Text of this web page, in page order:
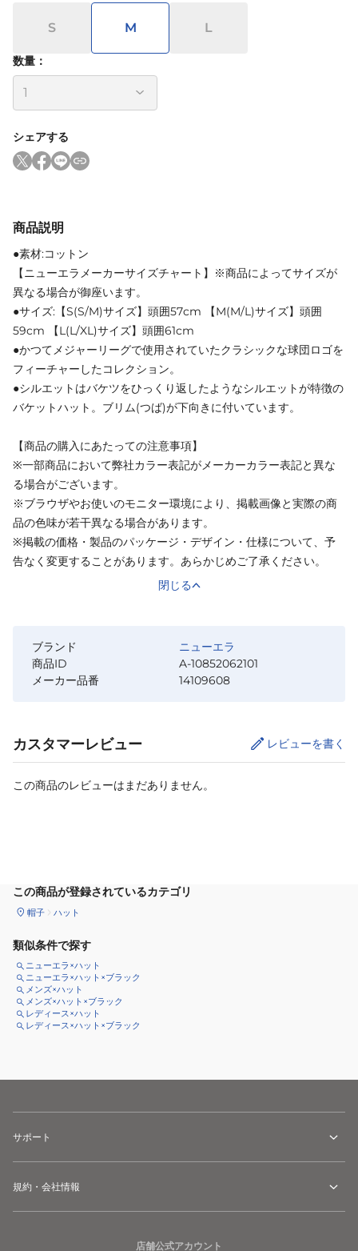
S M L
数量：
シェアする
商品説明
●素材:コットン
【ニューエラメーカーサイズチャート】※商品によってサイズが
異なる場合が御座います。
●サイズ:【S(S/M)サイズ】頭囲57cm 【M(M/L)サイズ】頭囲
59cm 【L(L/XL)サイズ】頭囲61cm
●かつてメジャーリーグで使用されていたクラシックな球団ロゴを
フィーチャーしたコレクション。
●シルエットはバケツをひっくり返したようなシルエットが特徴の
バケットハット。ブリム(つば)が下向きに付いています。
【商品の購入にあたっての注意事項】
※一部商品において弊社カラー表記がメーカーカラー表記と異な
る場合がございます。
※ブラウザやお使いのモニター環境により、掲載画像と実際の商
品の色味が若干異なる場合があります。
※掲載の価格・製品のパッケージ・デザイン・仕様について、予
告なく変更することがあります。あらかじめご了承ください。
閉じる
ブランド
ニューエラ
商品ID
A-10852062101
メーカー品番
14109608
カスタマーレビュー レビューを書く
この商品のレビューはまだありません。
この商品が登録されているカテゴリ
帽子 ハット
類似条件で探す
ニューエラ×ハット
ニューエラ×ハット×ブラック
メンズ×ハット
メンズ×ハット×ブラック
レディース×ハット
レディース×ハット×ブラック
サポート
規約・会社情報
店舗公式アカウント